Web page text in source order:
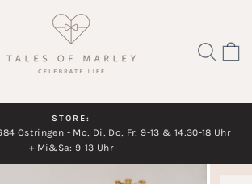
Diashow
STORE:
Östringen - Mo, Di, Do, Fr: 9-13 & 14:30-18 Uhr
+ Mi&Sa: 9-13 Uhr